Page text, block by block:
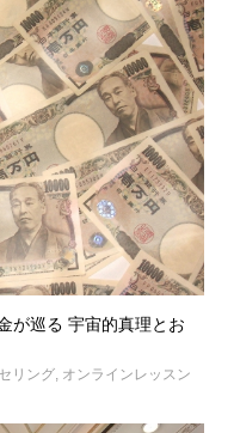
が巡る 宇宙的真理とお
リング, オンラインレッスン